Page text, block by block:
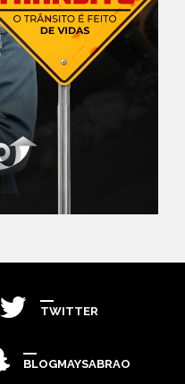
TWITTER
BLOGMAYSABRAO